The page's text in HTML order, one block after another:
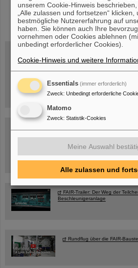
instagramlinkedin youtubehelmholtz.socialfacebook
Hannah Elfner,
GSI/FAIR/Goethe-Universität
Anmeldung und weitere Informationen
12 – 17 Uhr
Sa, 11.07.26, 10:30-16:00 Uhr
FAIR-Trailer: Der Weg der
Beschleunigeranlage
Rundflug über die FAIR-
unserem Cookie-Hinweis
„Alle zulassen und fortsetzen“ klicken,
bestmögliche Nutzererfahrung auf
haben. Sie können auch Ihre
vornehmen oder Cookies ablehnen
unbedingt erforderlicher Cookies).
Cookie-Hinweis und weitere
Essentials (immer erforderlich)
Zweck: Unbedingt erforderliche
Matomo
Zweck: Statistik-Cookies
Meine Auswahl
Alle zulassen und